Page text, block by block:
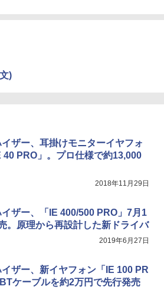
)
ザー、耳掛けモニターイヤフォ
40 PRO」。プロ仕様で約13,000
2018年11月29日
ザー、「IE 400/500 PRO」7月1
。原理から再設計した新ドライバ
2019年6月27日
ザー、新イヤフォン「IE 100 PR
ケーブルを約2万円で先行発売